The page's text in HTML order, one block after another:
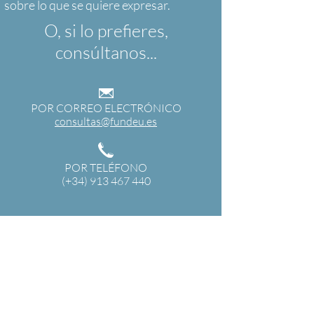
O, si lo prefieres,
consúltanos...
POR CORREO ELECTRÓNICO
consultas@fundeu.es
POR TELÉFONO
(+34) 913 467 440